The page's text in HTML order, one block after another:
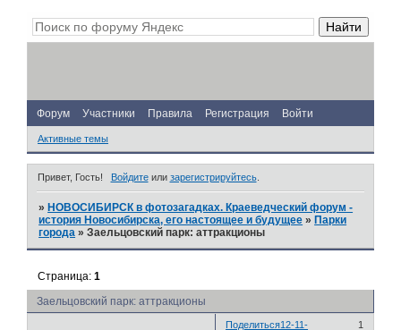
Форум Участники Правила Регистрация Войти
Активные темы
Привет, Гость! Войдитеили зарегистрируйтесь.
» НОВОСИБИРСК в фотозагадках. Краеведческий форум -
история Новосибирска, его настоящее и будущее » Парки
города »Заельцовский парк: аттракционы
Заельцовский парк: аттракционы
Страница:1
Поделиться 1
12-11-